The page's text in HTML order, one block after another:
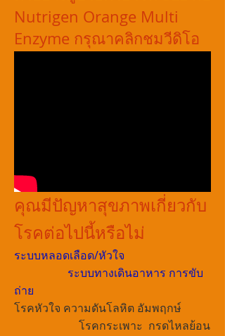
Nutrigen Orange Multi
Enzyme กรุณาคลิกชมวีดิโอ
คุณมีปัญหาสุขภาพเกี่ยวกับ
โรคต่อไปนี้หรือไม่
ระบบหลอดเลือด/หัวใจ
ระบบทางเดินอาหาร การขับ
ถ่าย
โรคหัวใจ ความดันโลหิต อัมพฤกษ์
โรคกระเพาะ กรดไหลย้อน